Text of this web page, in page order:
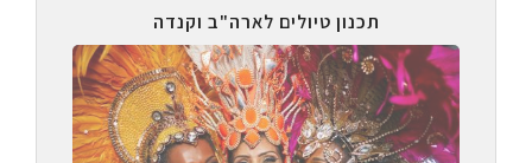
תכנון טיולים לארה"ב וקנדה